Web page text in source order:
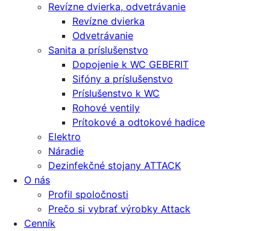
Revízne dvierka, odvetrávanie
Revízne dvierka
Odvetrávanie
Sanita a príslušenstvo
Dopojenie k WC GEBERIT
Sifóny a príslušenstvo
Príslušenstvo k WC
Rohové ventily
Prítokové a odtokové hadice
Elektro
Náradie
Dezinfekčné stojany ATTACK
O nás
Profil spoločnosti
Prečo si vybrať výrobky Attack
Cenník